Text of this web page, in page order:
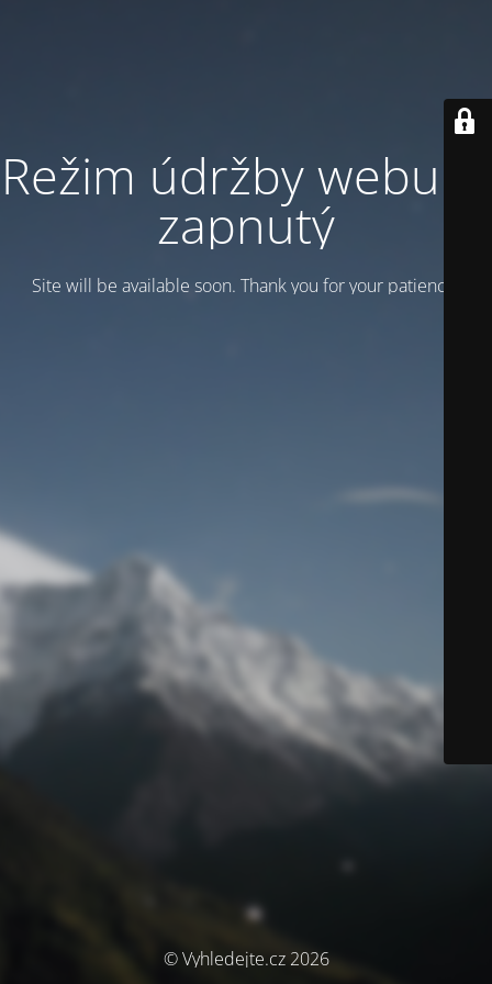
Režim údržby webu je
zapnutý
Site will be available soon. Thank you for your patience!
© Vyhledejte.cz 2026